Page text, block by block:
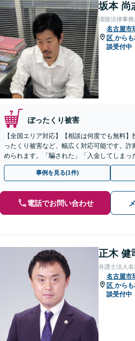
坂本 尚
清陵法律事
名古屋市
区 から
談受付中
ぼったくり被害
【全国エリア対応】【相談は何度でも無料
ったくり被害など、幅広く対応可能です。
められます。「騙された」「入金してしまっ
早めにご相談ください。【電話・メール・
事例を見る(1件)
電話でお問い合わせ
正木 健
弁護士法人
名古屋市
区 から
談受付中